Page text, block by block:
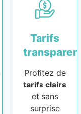
Tarifs
Profitez de
tarifs clairs
et sans
surprise